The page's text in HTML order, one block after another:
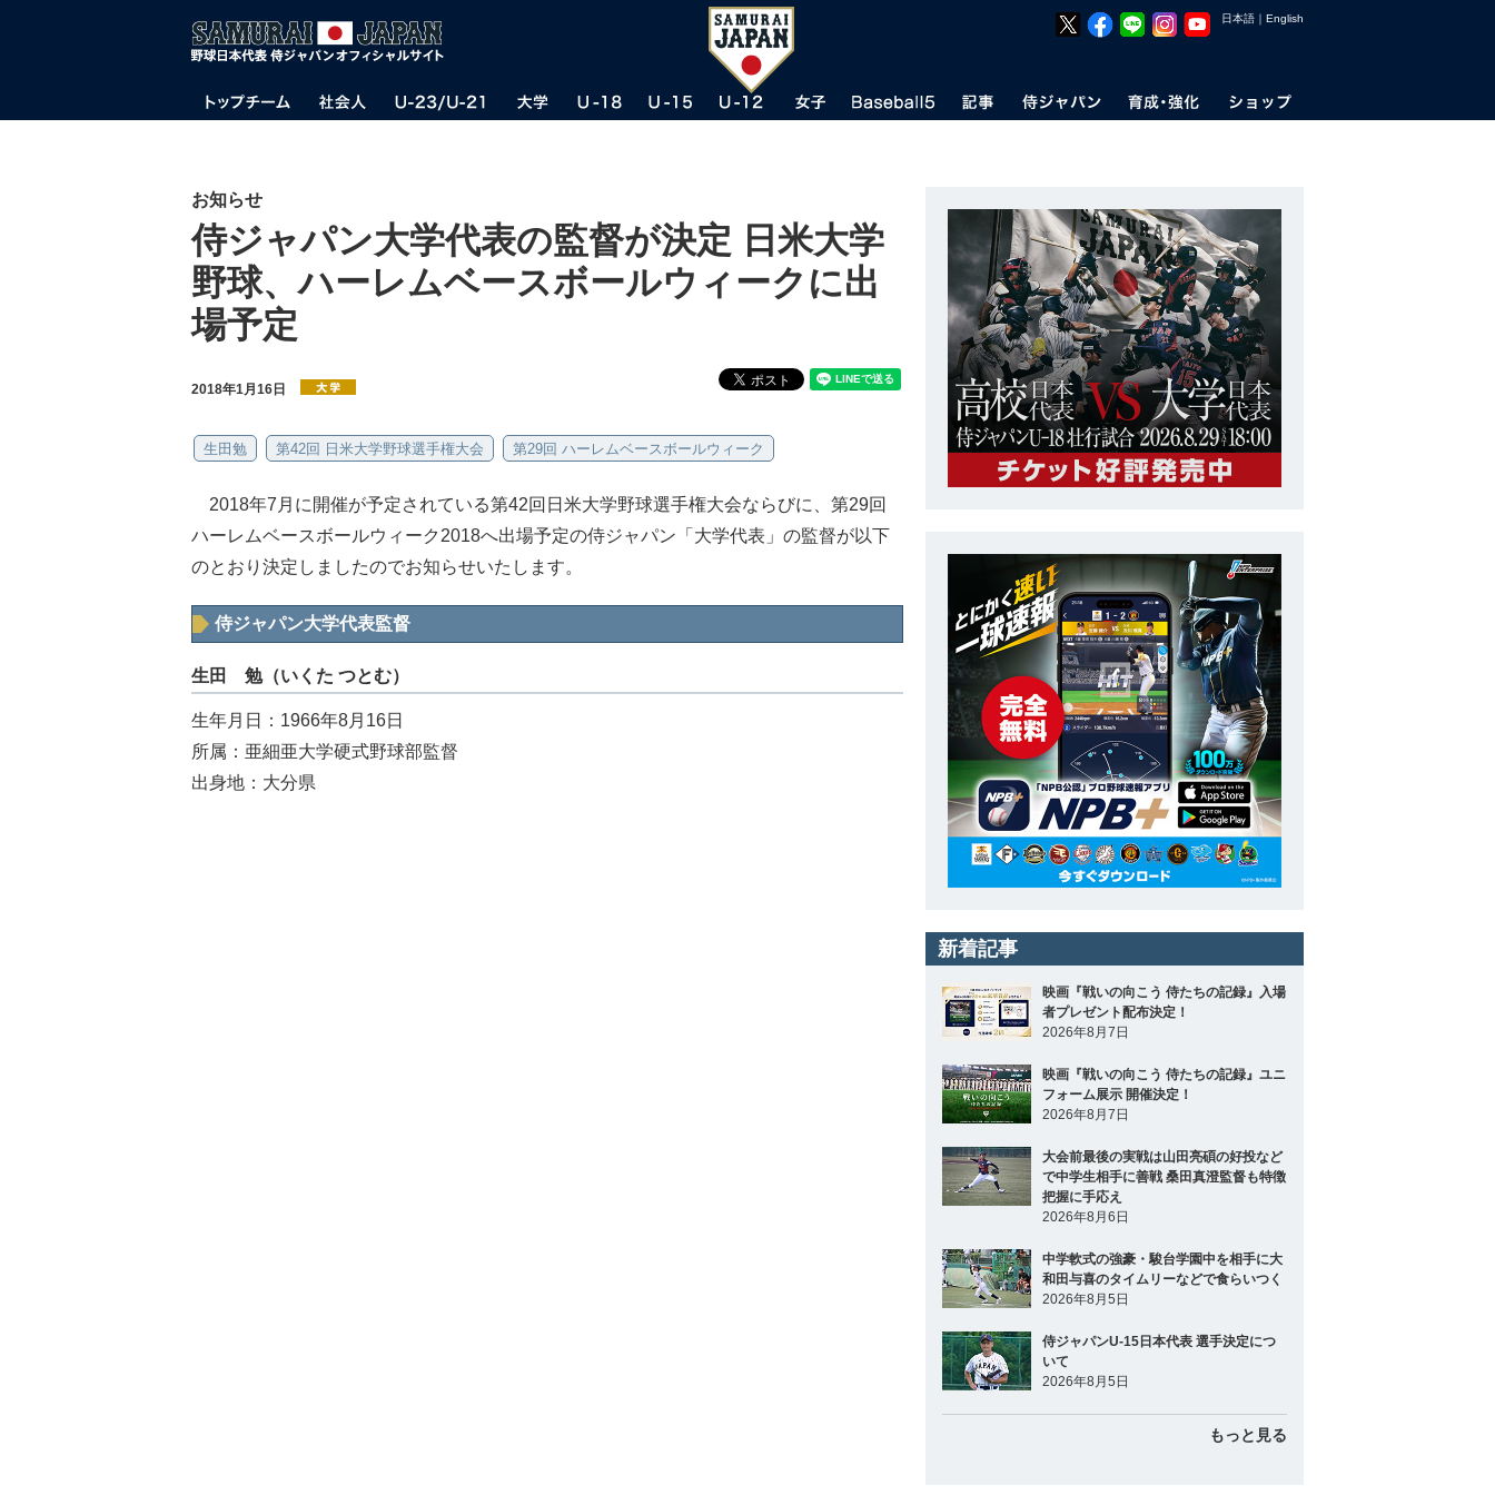
日本語 ｜ English
お知らせ
侍ジャパン大学代表の監督が決定 日米大学
野球、ハーレムベースボールウィークに出
場予定
2018年1月16日
生田勉 第42回 日米大学野球選手権大会 第29回 ハーレムベースボールウィーク
2018年7月に開催が予定されている第42回日米大学野球選手権大会ならびに、第29回
ハーレムベースボールウィーク2018へ出場予定の侍ジャパン「大学代表」の監督が以下
のとおり決定しましたのでお知らせいたします。
侍ジャパン大学代表監督
生田 勉（いくた つとむ）
生年月日：1966年8月16日
所属：亜細亜大学硬式野球部監督
出身地：大分県
新着記事
映画『戦いの向こう 侍たちの記録』入場
者プレゼント配布決定！
2026年8月7日
映画『戦いの向こう 侍たちの記録』ユニ
フォーム展示 開催決定！
2026年8月7日
大会前最後の実戦は山田亮碩の好投など
で中学生相手に善戦 桑田真澄監督も特徴
把握に手応え
2026年8月6日
中学軟式の強豪・駿台学園中を相手に大
和田与喜のタイムリーなどで食らいつく
2026年8月5日
侍ジャパンU-15日本代表 選手決定につ
いて
2026年8月5日
もっと見る